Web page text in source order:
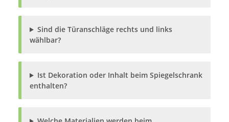
Sind die Türanschläge rechts und links
wählbar?
Ist Dekoration oder Inhalt beim Spiegelschrank
enthalten?